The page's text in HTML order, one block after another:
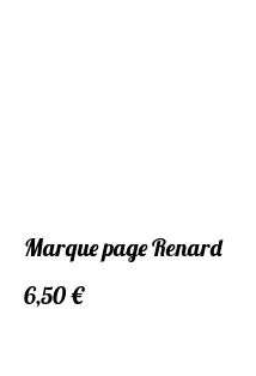
Marque page Renard
6,50 €